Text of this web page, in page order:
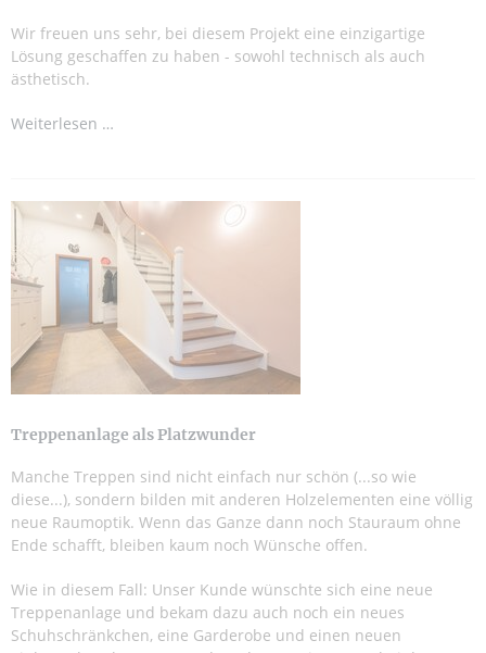
Wir freuen uns sehr, bei diesem Projekt eine einzigartige
Lösung geschaffen zu haben - sowohl technisch als auch
ästhetisch.
Weiterlesen …
Treppenanlage als Platzwunder
Manche Treppen sind nicht einfach nur schön (...so wie
diese...), sondern bilden mit anderen Holzelementen eine völlig
neue Raumoptik. Wenn das Ganze dann noch Stauraum ohne
Ende schafft, bleiben kaum noch Wünsche offen.
Wie in diesem Fall: Unser Kunde wünschte sich eine neue
Treppenanlage und bekam dazu auch noch ein neues
Schuhschränkchen, eine Garderobe und einen neuen